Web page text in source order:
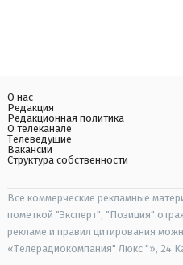
О нас
Редакция
Редакционная политика
О телеканале
Телеведущие
Вакансии
Структура собственности
Все коммерческие рекламные
пометкой "Эксперт", "Позиция"
рекламе и правил цитирования
«Телерадиокомпания" Люкс "», 24